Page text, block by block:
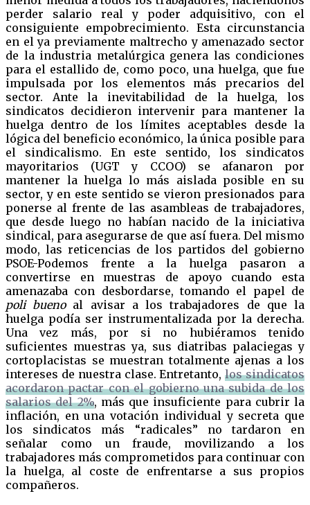
perder salario real y poder adquisitivo, con el
consiguiente empobrecimiento. Esta circunstancia
en el ya previamente maltrecho y amenazado sector
de la industria metalúrgica genera las condiciones
para el estallido de, como poco, una huelga, que fue
impulsada por los elementos más precarios del
sector. Ante la inevitabilidad de la huelga, los
sindicatos decidieron intervenir para mantener la
huelga dentro de los límites aceptables desde la
lógica del beneficio económico, la única posible para
el sindicalismo. En este sentido, los sindicatos
mayoritarios (UGT y CCOO) se afanaron por
mantener la huelga lo más aislada posible en su
sector, y en este sentido se vieron presionados para
ponerse al frente de las asambleas de trabajadores,
que desde luego no habían nacido de la iniciativa
sindical, para asegurarse de que así fuera. Del mismo
modo, las reticencias de los partidos del gobierno
PSOE-Podemos frente a la huelga pasaron a
convertirse en muestras de apoyo cuando esta
amenazaba con desbordarse, tomando el papel de
poli buenoal avisar a los trabajadores de que la
huelga podía ser instrumentalizada por la derecha.
Una vez más, por si no hubiéramos tenido
suficientes muestras ya, sus diatribas palaciegas y
cortoplacistas se muestran totalmente ajenas a los
intereses de nuestra clase. Entretanto,los sindicatos
acordaron pactar con el gobierno una subida de los
salarios del 2%, más que insuficiente para cubrir la
inflación, en una votación individual y secreta que
los sindicatos más “radicales” no tardaron en
señalar como un fraude, movilizando a los
trabajadores más comprometidos para continuar con
la huelga, al coste de enfrentarse a sus propios
compañeros.